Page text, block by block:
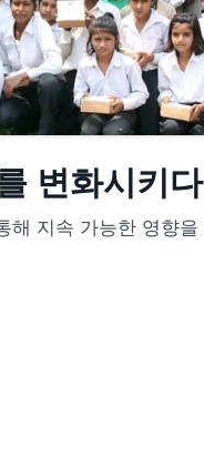
변화시키다
해 지속 가능한 영향을